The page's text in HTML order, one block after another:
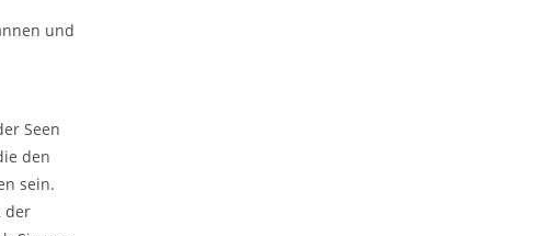
und
Seen
den
sein.
der